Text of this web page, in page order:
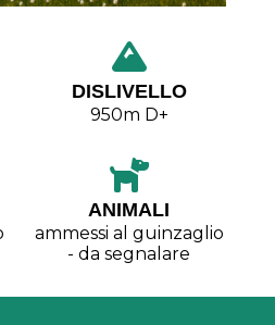
DISLIVELLO
950m D+
ANIMALI
ammessi al guinzaglio
- da segnalare